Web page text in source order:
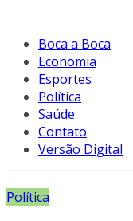
Boca a Boca
Economia
Esportes
Política
Saúde
Contato
Versão Digital
Política